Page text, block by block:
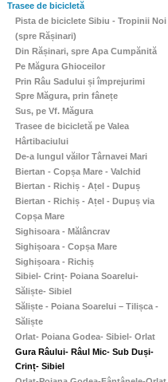
Trasee de bicicletă
Pista de biciclete Sibiu - Tropinii Noi
(spre Rășinari)
Din Rășinari, spre Apa Cumpănită
Pe Măgura Ghioceilor
Prin Râu Sadului și împrejurimi
Spre Măgura, prin fânețe
Sus, pe Vf. Măgura
Trasee de bicicletă pe Valea
Hârtibaciului
De-a lungul văilor Târnavei Mari
Biertan - Copșa Mare - Valchid
Biertan - Richiș - Ațel - Dupuș
Biertan - Richiș - Ațel - Dupuș via
Copșa Mare
Sighisoara - Mălâncrav
Sighișoara - Copșa Mare
Sighișoara - Richiș
Sibiel- Crinț- Poiana Soarelui-
Săliște- Sibiel
Săliște - Poiana Soarelui – Tilișca -
Săliște
Orlat- Poiana Godea- Sibiel- Orlat
Gura Râului- Râul Mic- Sub Duși-
Crinț- Sibiel